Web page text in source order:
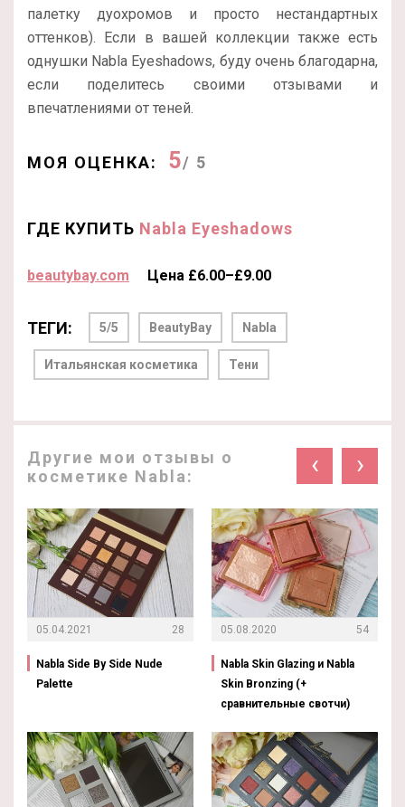
палетку дуохромов и просто нестандартных
оттенков). Если в вашей коллекции также есть
однушки Nabla Eyeshadows, буду очень благодарна,
если поделитесь своими отзывами и
впечатлениями от теней.
МОЯ ОЦЕНКА: 5/ 5
ГДЕ КУПИТЬ Nabla Eyeshadows
beautybay.com Цена £6.00–£9.00
ТЕГИ: 5/5 BeautyBay Nabla
Итальянская косметика Тени
Другие мои отзывы о
косметике Nabla:
‹ ›
05.04.2021 28
Nabla Side By Side Nude
Palette
05.08.2020 54
Nabla Skin Glazing и Nabla
Skin Bronzing (+
сравнительные свотчи)